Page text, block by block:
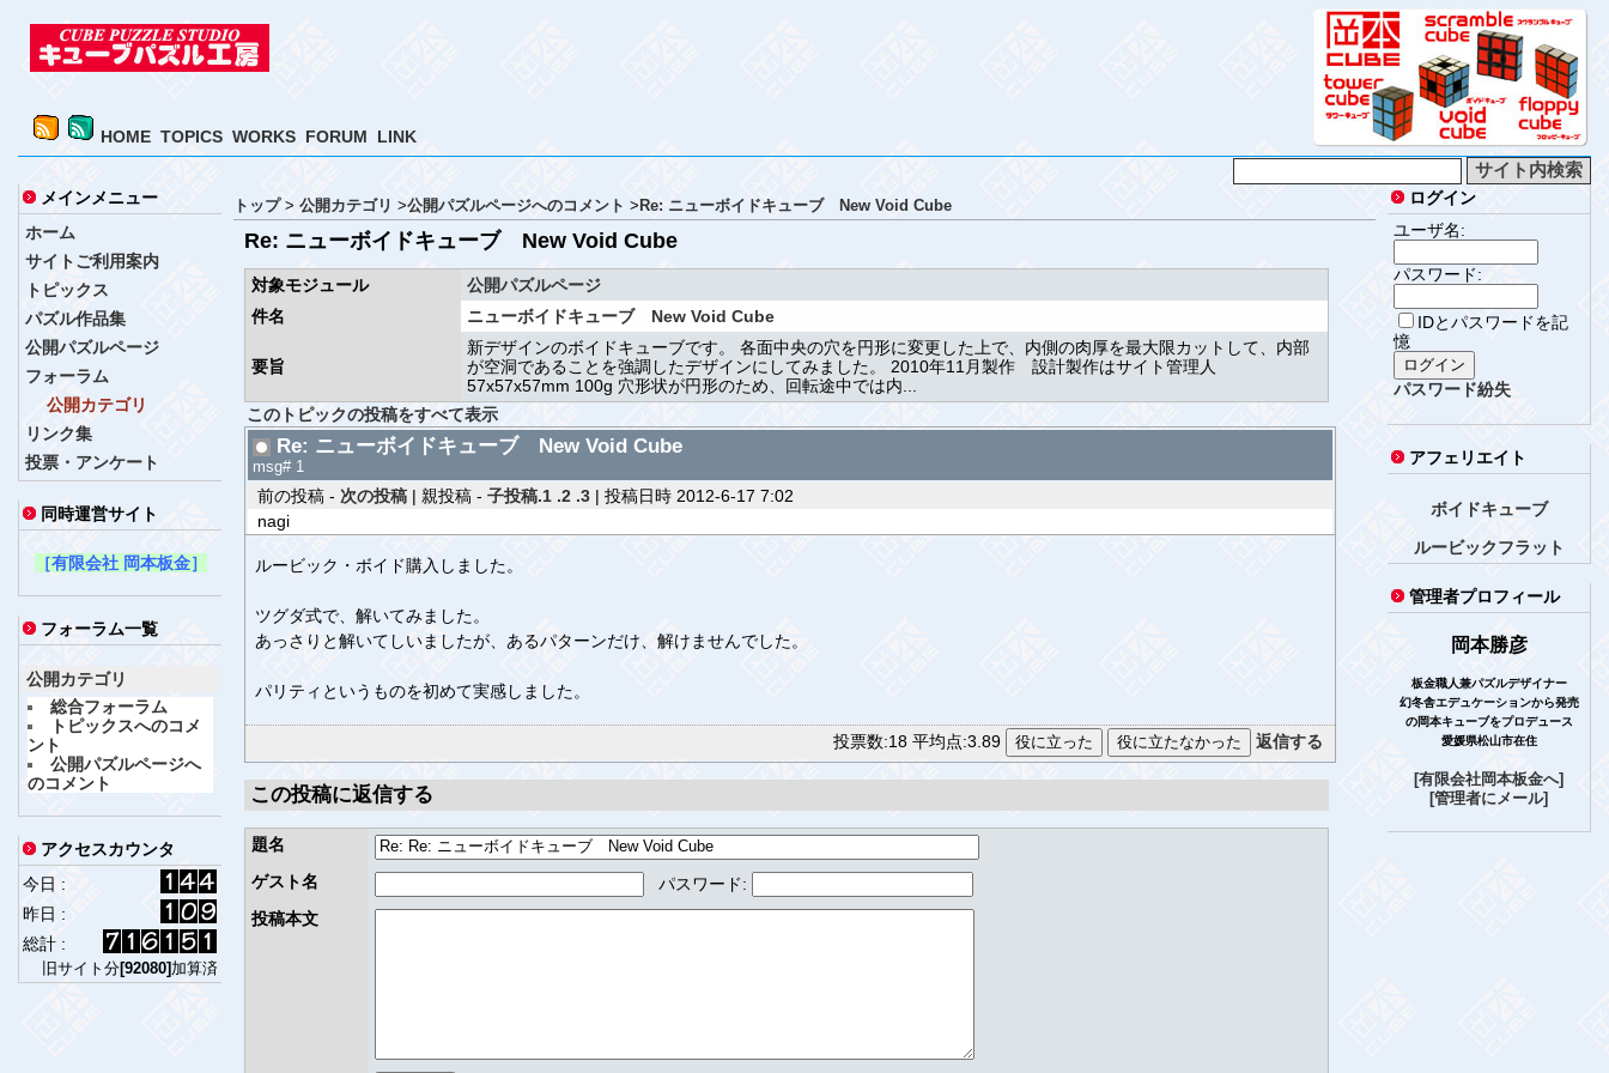
HOME TOPICS WORKS FORUM LINK
メインメニュー
ホーム
サイトご利用案内
トピックス
パズル作品集
公開パズルページ
フォーラム
公開カテゴリ
リンク集
投票・アンケート
同時運営サイト
［有限会社 岡本板金］
フォーラム一覧
公開カテゴリ
総合フォーラム
トピックスへのコメ
ント
公開パズルページへ
のコメント
アクセスカウンタ
今日 :
昨日 :
総計 :
旧サイト分[92080] 加算済
トップ> 公開カテゴリ >公開パズルページへのコメント > Re: ニューボイドキューブ New Void Cube
Re: ニューボイドキューブ New Void Cube
対象モジュール
公開パズルページ
件名
ニューボイドキューブ New Void Cube
要旨
新デザインのボイドキューブです。 各面中央の穴を円形に変更した上で、内側の肉厚を最大限カットして、内部
が空洞であることを強調したデザインにしてみました。 2010年11月製作 設計製作はサイト管理人
57x57x57mm 100g 穴形状が円形のため、回転途中では内...
このトピックの投稿をすべて表示
Re: ニューボイドキューブ New Void Cube
msg# 1
前の投稿 - 次の投稿 | 親投稿 - 子投稿.1 .2 .3 | 投稿日時 2012-6-17 7:02
nagi
ルービック・ボイド購入しました。
ツグダ式で、解いてみました。
あっさりと解いてしいましたが、あるパターンだけ、解けませんでした。
パリティというものを初めて実感しました。
投票数:18 平均点:3.89 返信する
この投稿に返信する
題名
ゲスト名
パスワード:
投稿本文
ログイン
ユーザ名:
パスワード:
IDとパスワードを記
憶
パスワード紛失
アフェリエイト
ボイドキューブ
ルービックフラット
管理者プロフィール
岡本勝彦
板金職人兼パズルデザイナー
幻冬舎エデュケーションから発売
の岡本キューブをプロデュース
愛媛県松山市在住
[有限会社岡本板金へ]
[管理者にメール]